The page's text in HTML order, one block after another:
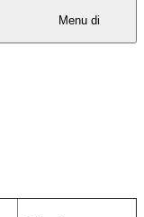
Menu di